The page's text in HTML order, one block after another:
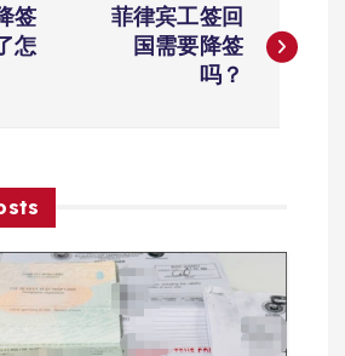
签
怎
菲律宾工签回
国需要降签
吗？